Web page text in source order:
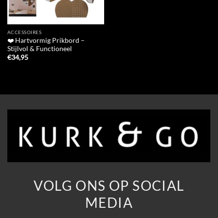
ACCESSOIRES
❤️ Hartvormig Prikbord –
Stijlvol & Functioneel
€34,95
VOLG ONS OP SOCIAL
MEDIA